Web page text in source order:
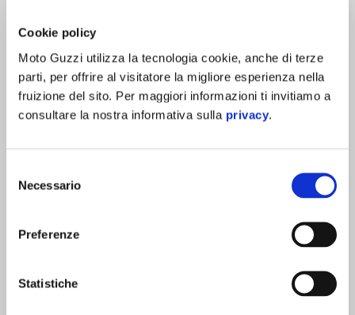
Cookie policy
Moto Guzzi utilizza la tecnologia cookie, anche di terze
parti, per offrire al visitatore la migliore esperienza nella
fruizione del sito. Per maggiori informazioni ti invitiamo a
consultare la nostra informativa sulla privacy.
delNecessario
Preferenze
Statistiche
Crosswind ricerca il miglior equilibrio tra
Il design avanzato per l’insonorizzazione include generatori di
vortice sul mento, doppia guarnizione intorno alla visiera e alla
mentoniera, guanciali antirumore integrati e paranuca studiato
frequenze più affaticanti per l’orecchio e una maggiore